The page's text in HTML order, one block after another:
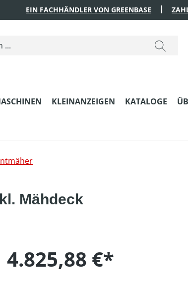
EIN FACHHÄNDLER VON GREENBASE
KLEINANZEIGEN KATALOGE
Mähdeck
4.825,88 €*